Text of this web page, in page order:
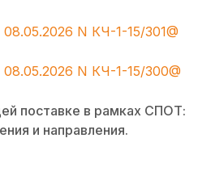
N КЧ-1-15/301@
N КЧ-1-15/300@
поставке в рамках СПОТ:
и направления.